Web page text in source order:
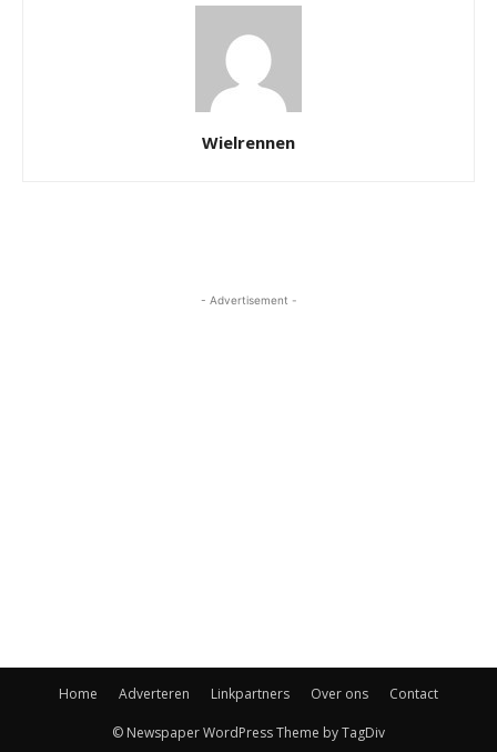
Wielrennen
- Advertisement -
Home Adverteren Linkpartners Over ons Contact
© Newspaper WordPress Theme by TagDiv